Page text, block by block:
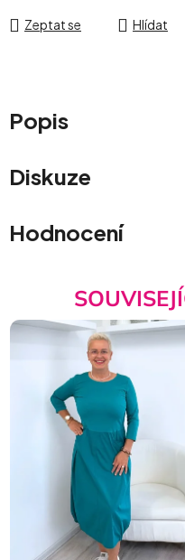
Zeptat se Hlídat
Popis
Diskuze
Hodnocení